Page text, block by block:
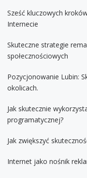
Sześć kluczowych
Internecie
Skuteczne strategie
społecznościowych
Pozycjonowanie Lubin:
okolicach.
Jak skutecznie
programatycznej?
Jak zwiększyć
Internet jako nośnik